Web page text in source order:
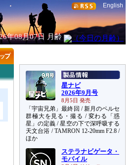
English
年08月07日 月齢
星ナビ
2026年9月号
8月5日 発売
「宇宙兄弟」最終回 / 新月のペルセ
群極大を見る・撮る / 変わる「惑
星」の定義 / 星空の下で深呼吸する
天文台浴 / TAMRON 12-20mm F2.8 /
ほか
ステラナビゲータ・
モバイル